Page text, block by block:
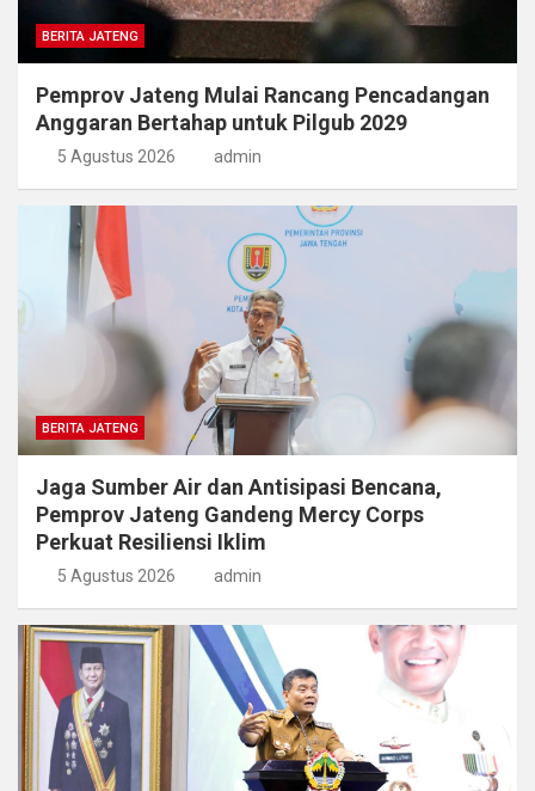
BERITA JATENG
Pemprov Jateng Mulai Rancang Pencadangan
Anggaran Bertahap untuk Pilgub 2029
5 Agustus 2026 admin
BERITA JATENG
Jaga Sumber Air dan Antisipasi Bencana,
Pemprov Jateng Gandeng Mercy Corps
Perkuat Resiliensi Iklim
5 Agustus 2026 admin